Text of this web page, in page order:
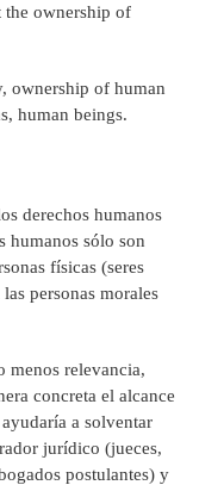
the ownership of
ownership of human
human beings.
derechos humanos
humanos sólo son
físicas (seres
personas morales
menos relevancia,
concreta el alcance
a solventar
jurídico (jueces,
postulantes) y